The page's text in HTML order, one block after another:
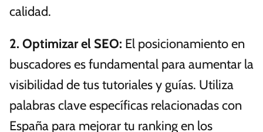
calidad.
2. Optimizar el SEO: El posicionamiento en
buscadores es fundamental para aumentar la
visibilidad de tus tutoriales y guías. Utiliza
palabras clave específicas relacionadas con
España para mejorar tu ranking en los